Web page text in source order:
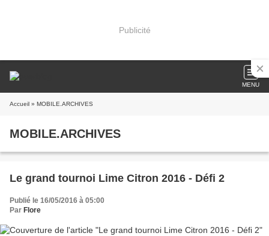
Publicité
MENU
Accueil » MOBILE.ARCHIVES
MOBILE.ARCHIVES
Le grand tournoi Lime Citron 2016 - Défi 2
Publié le 16/05/2016 à 05:00
Par Flore